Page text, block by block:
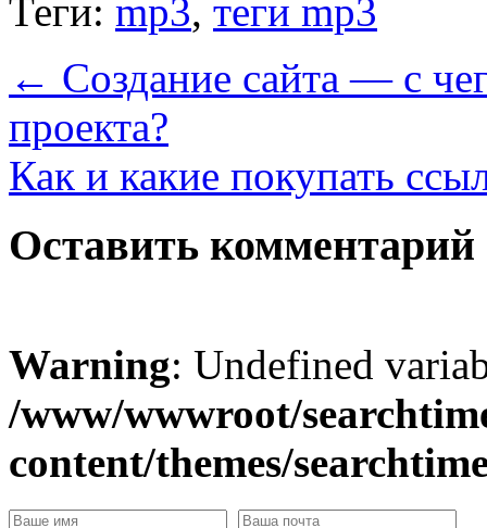
Теги: mp3, теги mp3
← Создание сайта — с
проекта?
Как и какие покупать
Оставить комментарий
Warning: Undefined
/www/wwwroot/
content/themes/